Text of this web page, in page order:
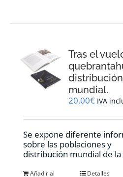
Tras el
mundial.
20,00€ IVA
Se expone diferente
sobre las poblaciones y
distribución mundial de la
Añadir al
Detalles